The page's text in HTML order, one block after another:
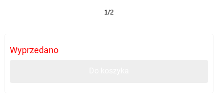
1/2
Wyprzedano